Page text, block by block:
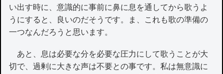
い出す時に、意識的に事前に鼻に息を通してから歌うよ
うにすると、良いのだそうです。ま、これも歌の準備の
一つなんだろうと思います。
あと、息は必要な分を必要な圧力にして歌うことが大
切で、過剰に大きな声は不要との事です。私は無意識に